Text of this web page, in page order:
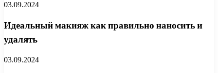
03.09.2024
Идеальный макияж как правильно наносить и
удалять
03.09.2024